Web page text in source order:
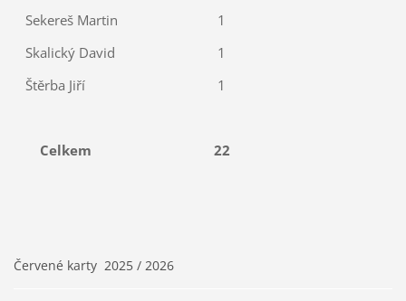
Sekereš Martin
1
Skalický David
1
Štěrba Jiří
1
Celkem 22
Červené karty 2025 / 2026